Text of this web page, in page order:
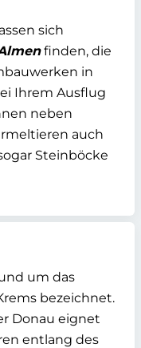
sich
finden, die
in
Ihrem Ausflug
neben
auch
Steinböcke
um das
bezeichnet.
Donau eignet
entlang des